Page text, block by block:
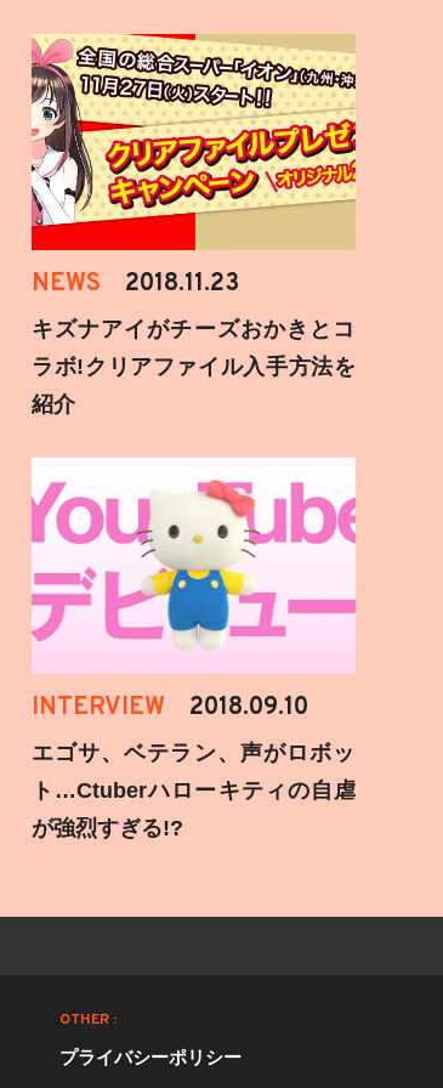
NEWS 2018.11.23
キズナアイがチーズおかきとコ
ラボ!クリアファイル入手方法を
紹介
INTERVIEW 2018.09.10
エゴサ、ベテラン、声がロボッ
ト…Ctuberハローキティの自虐
が強烈すぎる!?
OTHER :
プライバシーポリシー